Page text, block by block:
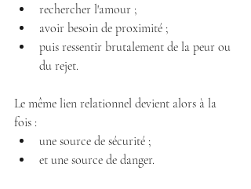
rechercher l'amour ;
avoir besoin de proximité ;
puis ressentir brutalement de la peur ou
du rejet.
Le même lien relationnel devient alors à la
fois :
une source de sécurité ;
et une source de danger.